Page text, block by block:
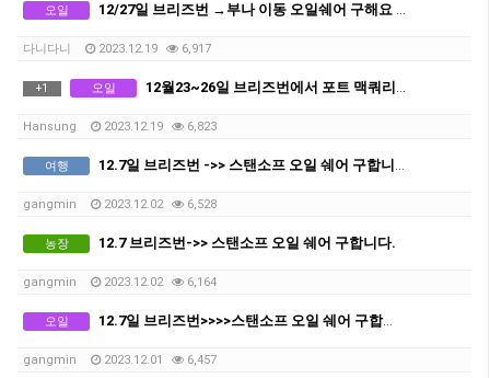
오일 12/27일 브리즈번 →부나 이동 오일쉐어 구해요 (저희가 얻어탑니다!!)
다니다니 2023.12.19 6,917
+1 오일 12월23~26일 브리즈번에서 포트 맥쿼리 오일쉐어 170불 드리겠습니다.
Hansung 2023.12.19 6,823
여행 12.7일 브리즈번 ->> 스탠소프 오일 쉐어 구합니다.
gangmin 2023.12.02 6,528
농장 12.7 브리즈번->> 스탠소프 오일 쉐어 구합니다.
gangmin 2023.12.02 6,164
오일 12.7일 브리즈번>>>>스탠소프 오일 쉐어 구합니다! 간절합니다ㅠㅠ
gangmin 2023.12.01 6,457